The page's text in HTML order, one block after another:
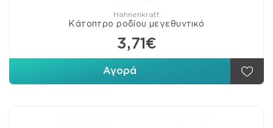
Hahnenkratt
Κάτοπτρο ροδίου μεγεθυντικό
3,71€
Αγορά